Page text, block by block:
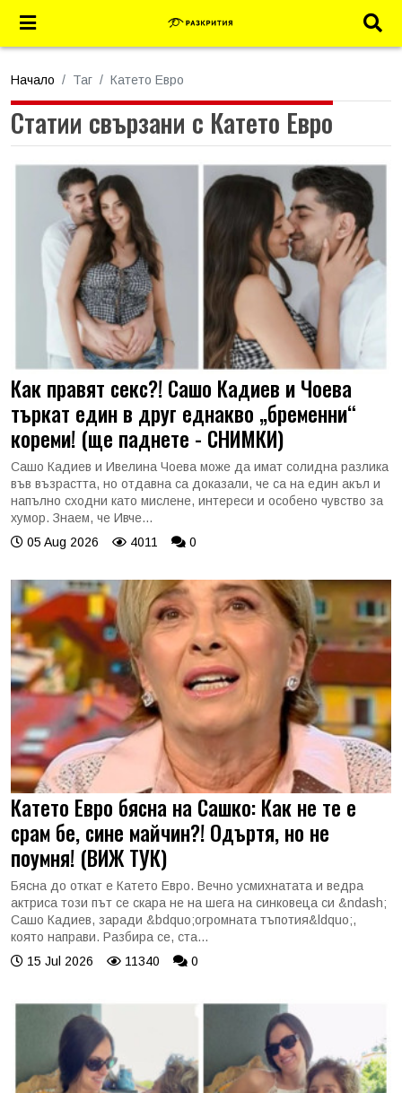
Начало Таг Катето Евро
Статии свързани с Катето Евро
Как правят секс?! Сашо Кадиев и Чоева
търкат един в друг еднакво „бременни“
кореми! (ще паднете - СНИМКИ)
Сашо Кадиев и Ивелина Чоева може да имат солидна разлика
във възрастта, но отдавна са доказали, че са на един акъл и
напълно сходни като мислене, интереси и особено чувство за
хумор. Знаем, че Ивче...
05 Aug 2026
4011 0
Катето Евро бясна на Сашко: Как не те е
срам бе, сине майчин?! Одъртя, но не
поумня! (ВИЖ ТУК)
Бясна до откат е Катето Евро. Вечно усмихнатата и ведра
актриса този път се скара не на шега на синковеца си &ndash;
Сашо Кадиев, заради &bdquo;огромната тъпотия&ldquo;,
която направи. Разбира се, ста...
15 Jul 2026
11340 0